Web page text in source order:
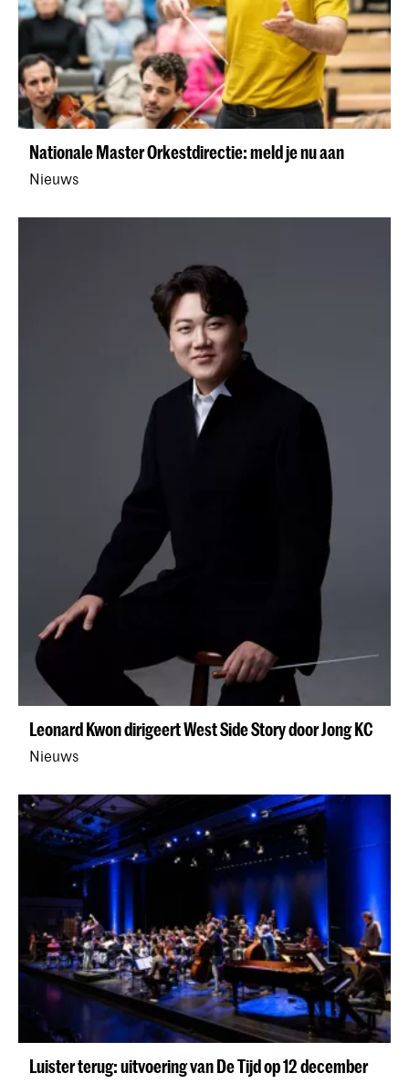
Nationale Master Orkestdirectie: meld je nu aan
Nieuws
Leonard Kwon dirigeert West Side Story door Jong KC
Nieuws
Luister terug: uitvoering van De Tijd op 12 december